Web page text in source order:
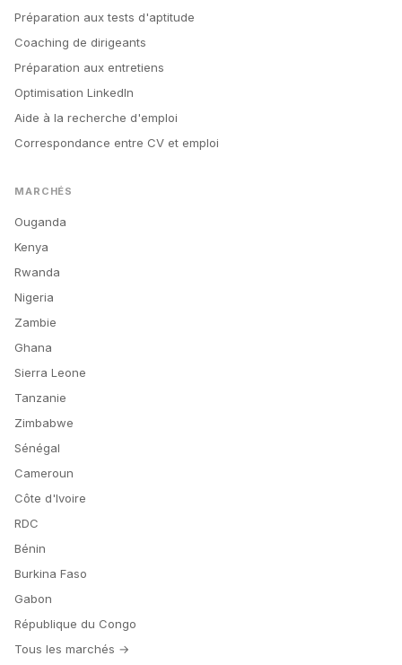
Préparation aux tests d'aptitude
Coaching de dirigeants
Préparation aux entretiens
Optimisation LinkedIn
Aide à la recherche d'emploi
Correspondance entre CV et emploi
MARCHÉS
Ouganda
Kenya
Rwanda
Nigeria
Zambie
Ghana
Sierra Leone
Tanzanie
Zimbabwe
Sénégal
Cameroun
Côte d'Ivoire
RDC
Bénin
Burkina Faso
Gabon
République du Congo
Tous les marchés →